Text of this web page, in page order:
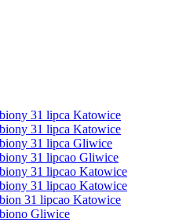
31 lipca Katowice
31 lipca Katowice
31 lipca Gliwice
31 lipcao Gliwice
31 lipcao Katowice
31 lipcao Katowice
31 lipcao Katowice
Gliwice